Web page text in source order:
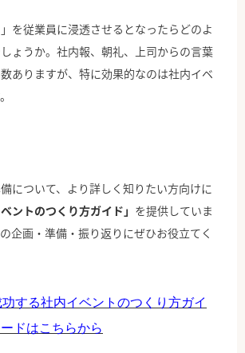
を従業員に浸透させるとなったらどのよ
ょうか。社内報、朝礼、上司からの言葉
ありますが、特に効果的なのは社内イベ
について、より詳しく知りたい方向けに
ントのつくり方ガイド」 を提供していま
企画・準備・振り返りにぜひお役立てく
する社内イベントのつくり方ガイ
ドはこちらから